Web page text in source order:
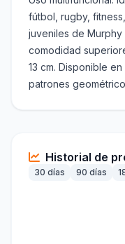
fútbol, rugby,
juveniles de
comodidad
13 cm. Disponible
patrones
Historial de
30 días 90 días